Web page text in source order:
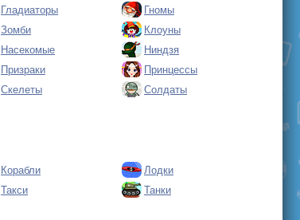
Гладиаторы
Гномы
Зомби
Клоуны
Насекомые
Ниндзя
Призраки
Принцессы
Скелеты
Солдаты
Корабли
Лодки
Такси
Танки